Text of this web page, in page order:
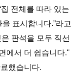
전체를 따라 있는
표시합니다.”라고
판석을 모두 직선
에서 더 쉽습니다."
했습니다.